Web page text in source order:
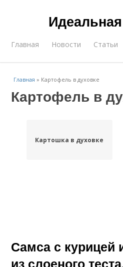
Главная Новости Статьи
Главная » Картофель в духовке
Картофель в
Картошка в духовке
Самса с курицей